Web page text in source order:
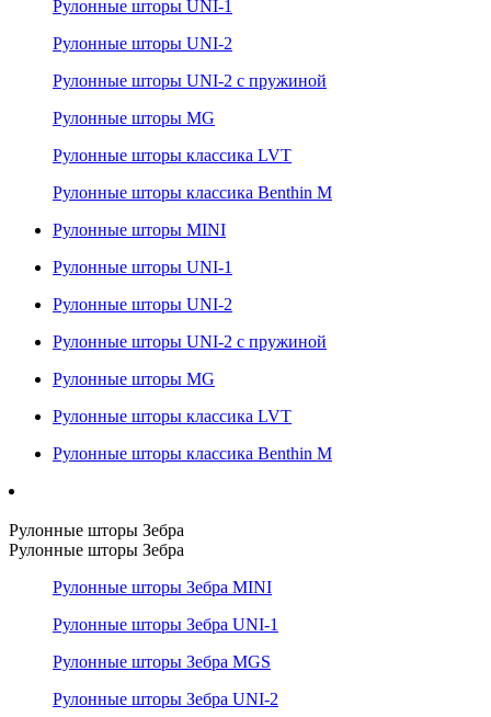
Рулонные шторы UNI-1
Рулонные шторы UNI-2
Рулонные шторы UNI-2 с пружиной
Рулонные шторы MG
Рулонные шторы классика LVT
Рулонные шторы классика Benthin M
Рулонные шторы MINI
Рулонные шторы UNI-1
Рулонные шторы UNI-2
Рулонные шторы UNI-2 с пружиной
Рулонные шторы MG
Рулонные шторы классика LVT
Рулонные шторы классика Benthin M
Рулонные шторы Зебра
Рулонные шторы Зебра
Рулонные шторы Зебра MINI
Рулонные шторы Зебра UNI-1
Рулонные шторы Зебра MGS
Рулонные шторы Зебра UNI-2